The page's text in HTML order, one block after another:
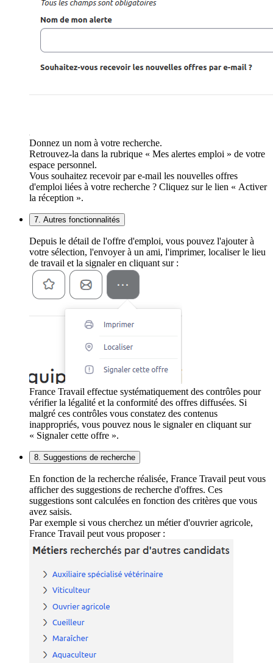
Donnez un nom à votre recherche.
Retrouvez-la dans la rubrique « Mes alertes emploi » de votre
espace personnel.
Vous souhaitez recevoir par e-mail les nouvelles offres
d'emploi liées à votre recherche ? Cliquez sur le lien « Activer
la réception ».
7. Autres fonctionnalités
Depuis le détail de l'offre d'emploi, vous pouvez l'ajouter à
votre sélection, l'envoyer à un ami, l'imprimer, localiser le lieu
de travail et la signaler en cliquant sur :
France Travail effectue systématiquement des contrôles pour
vérifier la légalité et la conformité des offres diffusées. Si
malgré ces contrôles vous constatez des contenus
inappropriés, vous pouvez nous le signaler en cliquant sur
« Signaler cette offre ».
8. Suggestions de recherche
En fonction de la recherche réalisée, France Travail peut vous
afficher des suggestions de recherche d'offres. Ces
suggestions sont calculées en fonction des critères que vous
avez saisis.
Par exemple si vous cherchez un métier d'ouvrier agricole,
France Travail peut vous proposer :